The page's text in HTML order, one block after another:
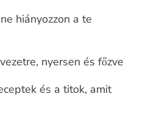
hiányozzon a te
nyersen és főzve
és a titok, amit